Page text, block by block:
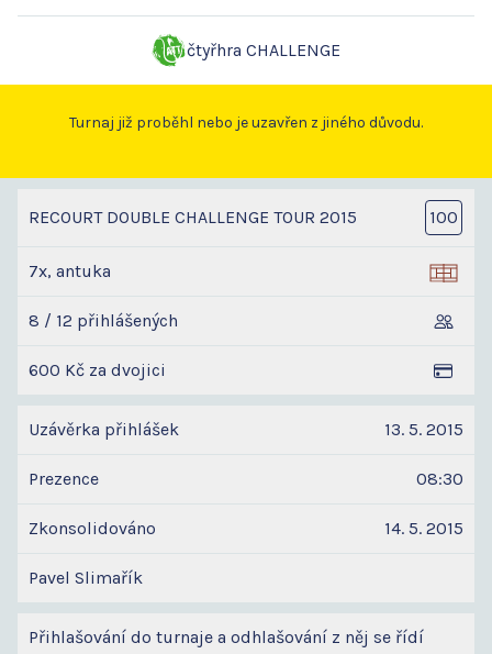
čtyřhra CHALLENGE
Turnaj již proběhl nebo je uzavřen z jiného důvodu.
RECOURT DOUBLE CHALLENGE TOUR 2015 100
7x, antuka
8 / 12 přihlášených
600 Kč za dvojici
Uzávěrka přihlášek 13. 5. 2015
Prezence 08:30
Zkonsolidováno 14. 5. 2015
Pavel Slimařík
Přihlašování do turnaje a odhlašování z něj se řídí